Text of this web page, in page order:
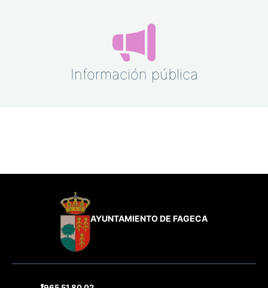
Información pública
AYUNTAMIENTO DE FAGECA